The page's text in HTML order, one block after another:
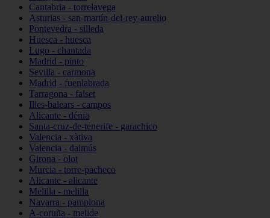
Cantabria - torrelavega
Asturias - san-martín-del-rey-aurelio
Pontevedra - silleda
Huesca - huesca
Lugo - chantada
Madrid - pinto
Sevilla - carmona
Madrid - fuenlabrada
Tarragona - falset
Illes-balears - campos
Alicante - dénia
Santa-cruz-de-tenerife - garachico
Valencia - xàtiva
Valencia - daimús
Girona - olot
Murcia - torre-pacheco
Alicante - alicante
Melilla - melilla
Navarra - pamplona
A-coruña - melide